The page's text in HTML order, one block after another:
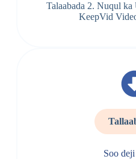
Talaabada 2. Nuqul
KeepVid
Soo